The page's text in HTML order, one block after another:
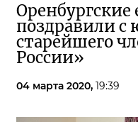
Оренбургские
поздравили с
старейшего
России»
04 марта 2020, 19:39